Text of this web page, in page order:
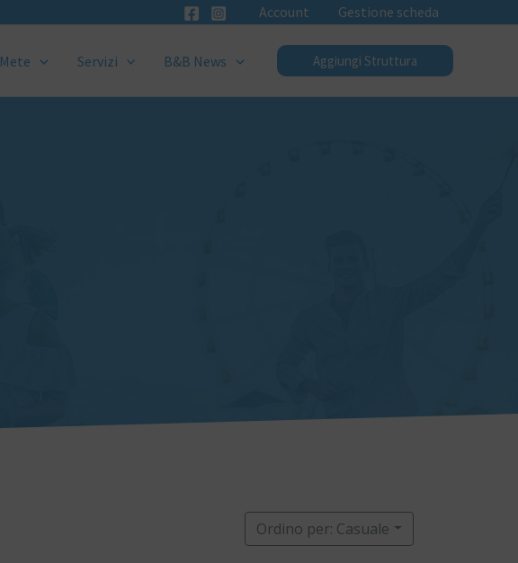
Account Gestione scheda
Mete Servizi B&B News Aggiungi Struttura
Ordino per: Casuale